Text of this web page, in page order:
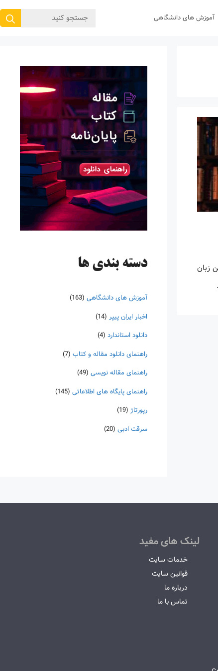
آموزش های دانشگاهی
جستجوی
زبان
دسته‌ بندی ها
آموزش های دانشگاهی (163)
اخبار ایران پیپر (14)
دانلود استاندارد (4)
راهنمای دانلود مقاله و کتاب (7)
راهنمای مقاله نویسی (49)
راهنمای پایگاه های اطلاعاتی (145)
رپورتاژ (19)
سرقت ادبی (20)
لینک های مفید
خدمات سایت
قوانین سایت
درباره ما
تماس با ما